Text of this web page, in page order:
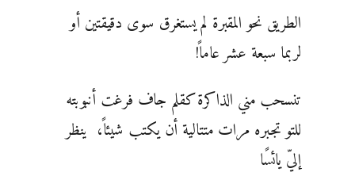
الطريق نحو المقبرة لم يستغرق سوى دقيقتين أو
لربما سبعة عشر عاماً!
تنسحب مني الذاكرة كقلم جاف فرغت أنبوبته
للتو تجبره مرات متتالية أن يكتب شيئاً، ينظر
إليّ يائسًا